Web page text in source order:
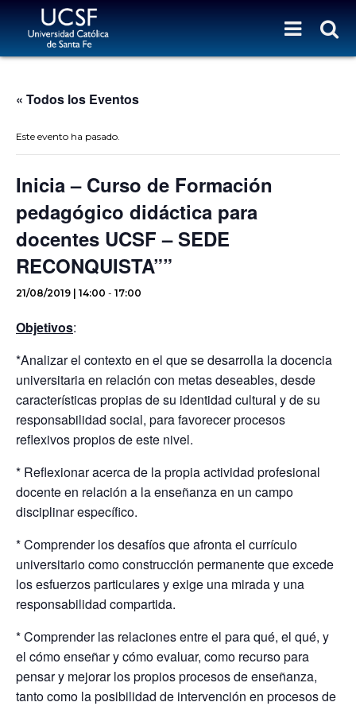
« Todos los Eventos
Este evento ha pasado.
Inicia – Curso de Formación
pedagógico didáctica para
docentes UCSF – SEDE
RECONQUISTA””
21/08/2019 | 14:00 - 17:00
Objetivos:
*Analizar el contexto en el que se desarrolla la docencia
universitaria en relación con metas deseables, desde
características propias de su identidad cultural y de su
responsabilidad social, para favorecer procesos
reflexivos propios de este nivel.
* Reflexionar acerca de la propia actividad profesional
docente en relación a la enseñanza en un campo
disciplinar específico.
* Comprender los desafíos que afronta el currículo
universitario como construcción permanente que excede
los esfuerzos particulares y exige una mirada y una
responsabilidad compartida.
* Comprender las relaciones entre el para qué, el qué, y
el cómo enseñar y cómo evaluar, como recurso para
pensar y mejorar los propios procesos de enseñanza,
tanto como la posibilidad de intervención en procesos de